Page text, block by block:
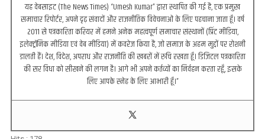
यह वेबसाइट (The News Times) “Umesh Kumar” द्वारा स्थापित की गई है, एक प्रमुख
समाचार रिपोर्टर, अपने दृढ़ संवादों और राजनीतिक विवेचनाओं के लिए पहचाना जाता हूँ। वर्ष
2011 से पत्रकारिता करियर में हमने अनेक महत्वपूर्ण समाचार संस्थानों (प्रिंट मीडिया,
इलेक्ट्रॉनिक मीडिया एवं वेब मीडिया) में कवरेज किया है, जो समाज के अहम मुद्दों पर रोशनी
डालती हैं। देश, विदेश, अपराध और राजनीति की खबरों में रुचि रखता हूँ। डिजिटल पत्रकारिता
की सर विधा को सीखने की लगन है। आगे भी अपने कर्तव्यों का निर्वहन करता रहूँ, इसके
लिए आपके स्नेह के लिए आभारी हूँ।”